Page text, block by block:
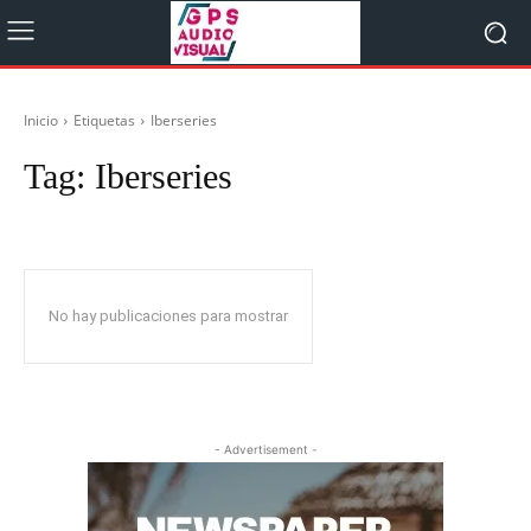
Inicio Etiquetas Iberseries
Tag: Iberseries
No hay publicaciones para mostrar
- Advertisement -